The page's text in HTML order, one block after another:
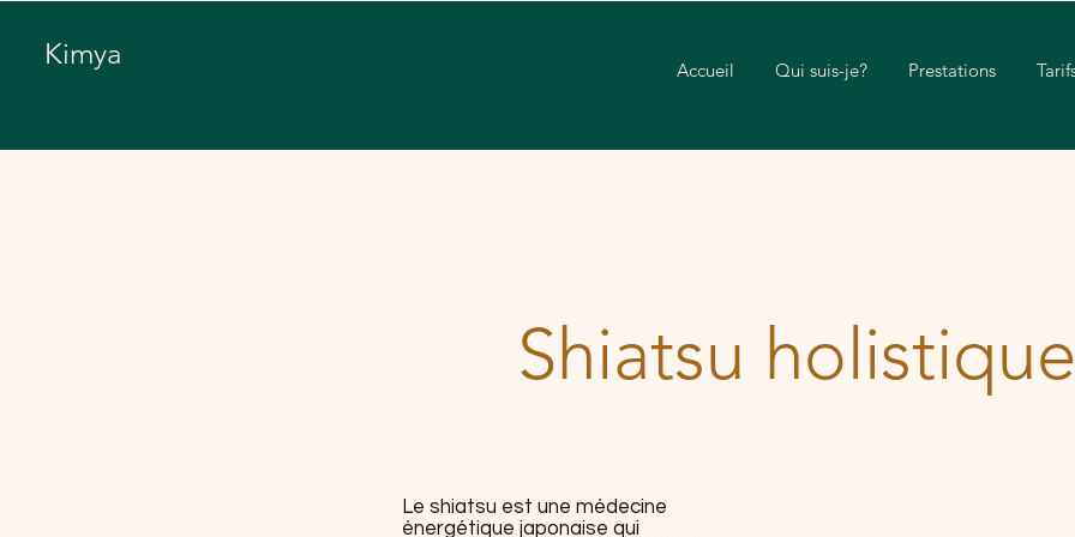
Kimya Accueil Qui suis-je? Prestations
Shiatsu holistique
Le shiatsu est une médecine
énergétique japonaise qui